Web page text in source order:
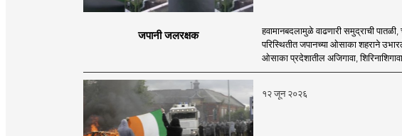
जपानी जलरक्षक
हवामानबदलामुळे वाढणारी समुद्राची
परिस्थितीत जपानच्या ओसाका शहराने
ओसाका प्रदेशातील अजिगावा,
१२ जून २०२६